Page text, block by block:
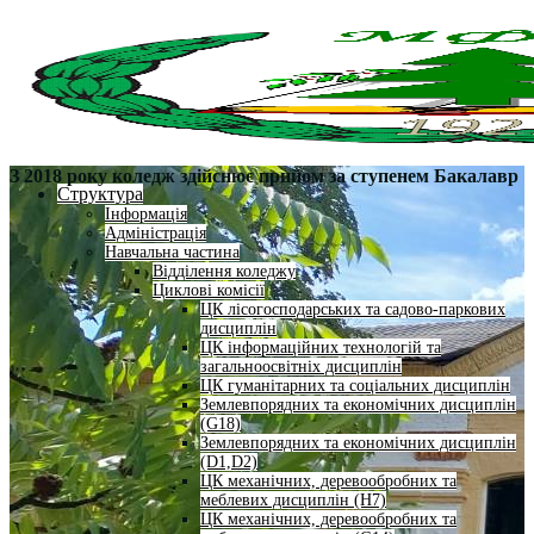
Структура
Інформація
Адміністрація
Навчальна частина
Відділення коледжу
Циклові комісії
ЦК лісогосподарських та садово-паркових
дисциплін
ЦК інформаційних технологій та
загальноосвітніх дисциплін
ЦК гуманітарних та соціальних дисциплін
Землевпорядних та економічних дисциплін
(G18)
Землевпорядних та економічних дисциплін
(D1,D2)
ЦК механічних, деревообробних та
меблевих дисциплін (H7)
ЦК механічних, деревообробних та
З 2018 року коледж здійснює прийом за ступенем Бакалавр